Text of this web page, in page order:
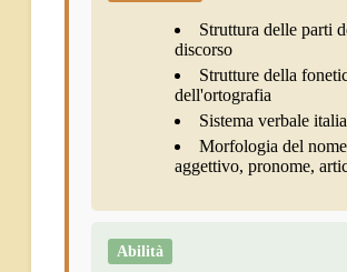
Struttura delle parti
discorso
Strutture della
dell'ortografia
Sistema verbale
Morfologia del
aggettivo, pronome,
Abilità